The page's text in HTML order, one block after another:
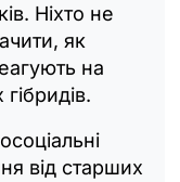
Ніхто не
як
на
від старших